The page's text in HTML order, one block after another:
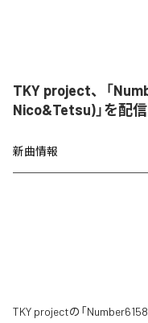
TKY project、「
Nico&Tetsu)」を配
新曲情報
TKY projectの「